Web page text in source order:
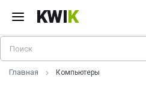
KWIK
Главная Компьютеры